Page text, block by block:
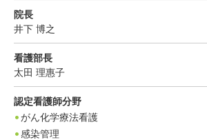
院長
井下 博之
看護部長
太田 理惠子
認定看護師分野
がん化学療法看護
感染管理